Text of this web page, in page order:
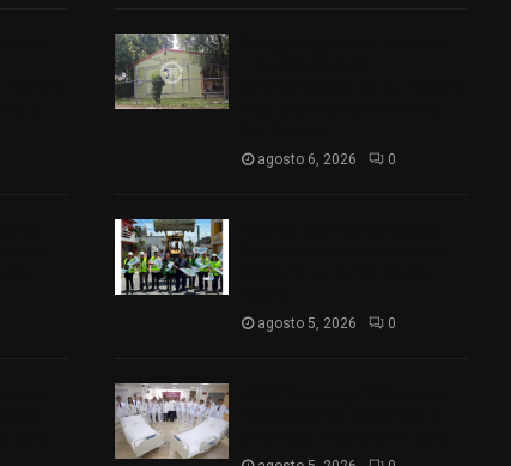
agosto 6, 2026 0
agosto 5, 2026 0